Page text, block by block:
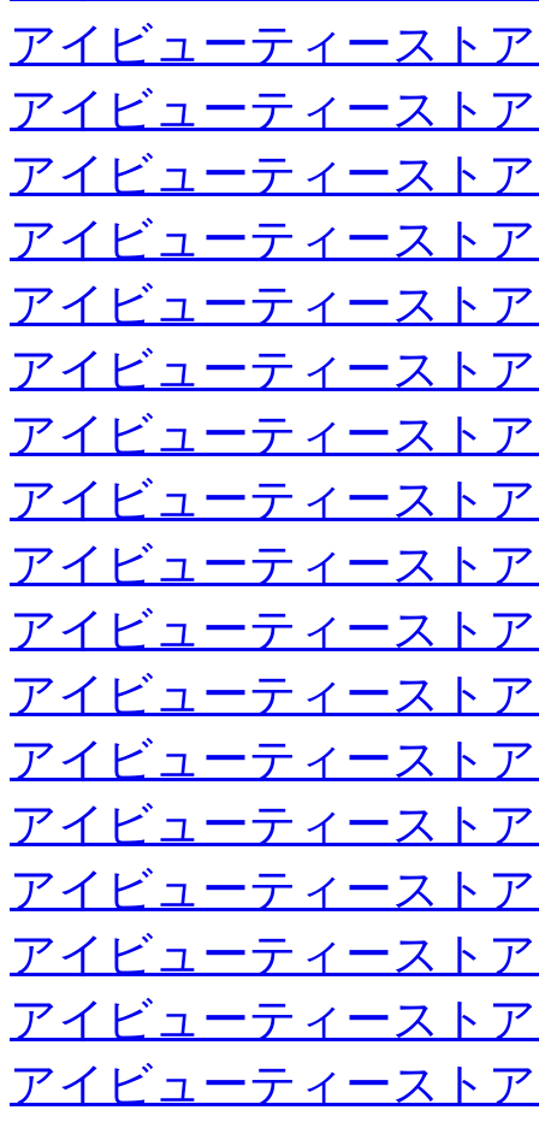
アイビューティースト
アイビューティースト
アイビューティースト
アイビューティースト
アイビューティースト
アイビューティースト
アイビューティースト
アイビューティースト
アイビューティースト
アイビューティースト
アイビューティースト
アイビューティースト
アイビューティースト
アイビューティースト
アイビューティースト
アイビューティースト
アイビューティースト